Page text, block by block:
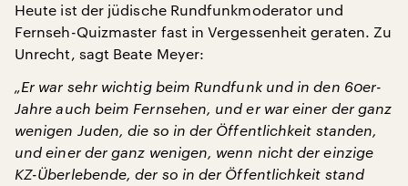
Heute ist der jüdische Rundfunkmoderator und
Fernseh-Quizmaster fast in Vergessenheit geraten. Zu
Unrecht, sagt Beate Meyer:
„Er war sehr wichtig beim Rundfunk und in den 60er-
Jahre auch beim Fernsehen, und er war einer der ganz
wenigen Juden, die so in der Öffentlichkeit standen,
und einer der ganz wenigen, wenn nicht der einzige
KZ-Überlebende, der so in der Öffentlichkeit stand